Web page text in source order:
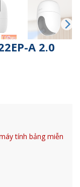
A 2.0
tính bảng miễn